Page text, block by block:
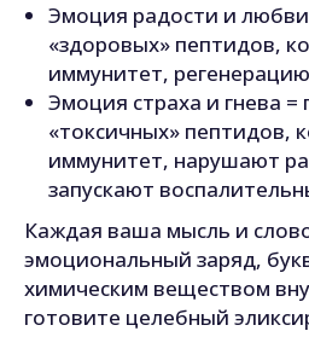
Эмоция радости и
«здоровых» пептидов,
иммунитет,
Эмоция страха и гнева =
«токсичных» пептидов,
иммунитет, нарушают
запускают
Каждая ваша мысль и
эмоциональный заряд,
химическим веществом
готовите целебный